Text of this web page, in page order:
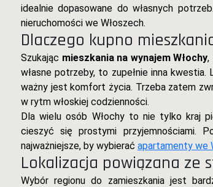
idealnie dopasowane do własnych
nieruchomości we Włoszech.
Dlaczego kupno
Szukając mieszkania na wynajem Włochy,
własne potrzeby, to zupełnie inna
ważny jest komfort życia. Trzeba zatem
w rytm włoskiej codzienności.
Dla wielu osób Włochy to nie tylko kraj
cieszyć się prostymi przyjemnościami.
najważniejsze, by wybierać apartamenty we
Lokalizacja powiązana ze
Wybór regionu do zamieszkania jest